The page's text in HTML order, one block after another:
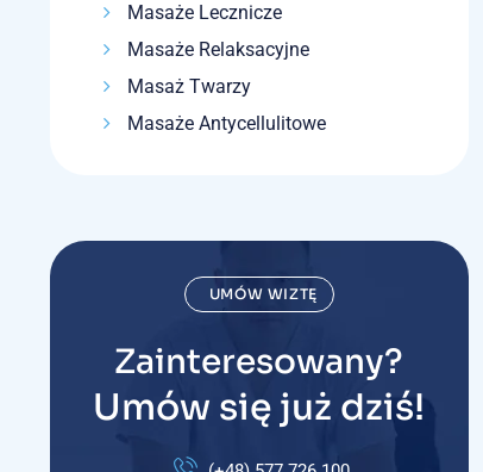
Masaże Lecznicze
Masaże Relaksacyjne
Masaż Twarzy
Masaże Antycellulitowe
UMÓW WIZTĘ
Zainteresowany?
Umów się już dziś!